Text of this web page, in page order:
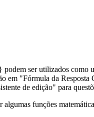
ser utilizados como
em "Fórmula da
de edição" para
funções